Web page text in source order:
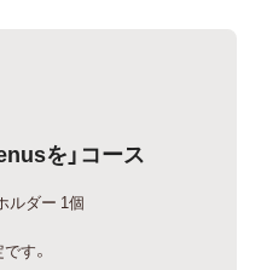
を」コース
ルダー 1個
す。